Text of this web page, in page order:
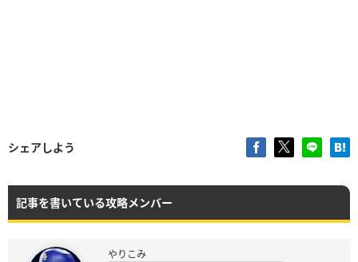
シェアしよう
記事を書いている攻略メンバー
やりこみ